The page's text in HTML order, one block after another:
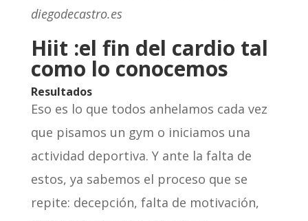
diegodecastro.es
Hiit :el fin del cardio tal
como lo conocemos
Resultados
Eso es lo que todos anhelamos cada vez
que pisamos un gym o iniciamos una
actividad deportiva. Y ante la falta de
estos, ya sabemos el proceso que se
repite: decepción, falta de motivación,